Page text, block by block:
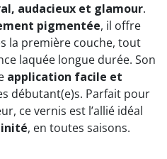
audacieux et glamour.
pigmentée, il offre
la première couche, tout
laquée longue durée. Son
application facile et
débutant(e)s. Parfait pour
ce vernis est l’allié idéal
, en toutes saisons.